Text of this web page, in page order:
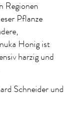
Regionen
Pflanze
Honig ist
harzig und
Schneider und